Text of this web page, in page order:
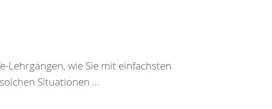
Lehrgängen, wie Sie mit einfachsten
Situationen ...